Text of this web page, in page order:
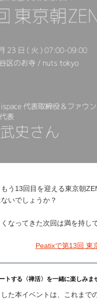
う13回目を迎える東京朝
いでしょうか？
なってきた次回は満を持し
Peatixで第13回 東
トする〈禅活〉を一緒に楽しみま
た本イベントは、これまで